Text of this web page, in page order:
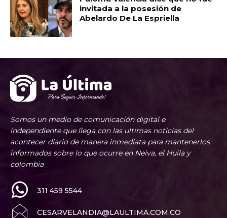
invitada a la posesión de
Abelardo De La Espriella
Somos un medio de comunicación digital e
independiente que llega con las ultimas noticias del
acontecer diario de manera inmediata para mantenerlos
informados sobre lo que ocurre en Neiva, el Huila y
colombia
311 459 5544
CESARVELANDIA@LAULTIMA.COM.CO